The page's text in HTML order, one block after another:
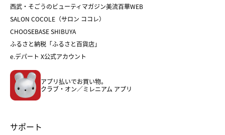
ホワイトデー
バレンタイン
ホワイトデー
おせち
フード
ホーム・キッチン＆アート
西武・そごうのビューティマガジン美流百華WEB
SALON COCOLE（サロン ココレ）
CHOOSEBASE SHIBUYA
ふるさと納税「ふるさと百貨店」
e.デパート X公式アカウント
アプリ払いでお買い物。
クラブ・オン／ミレニアム アプリ
サポート